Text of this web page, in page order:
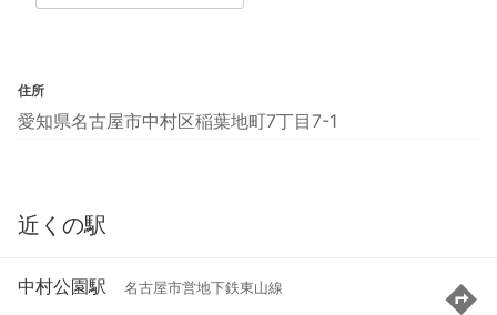
住所
愛知県名古屋市中村区稲葉地町7丁目7-1
近くの駅
中村公園駅 名古屋市営地下鉄東山線